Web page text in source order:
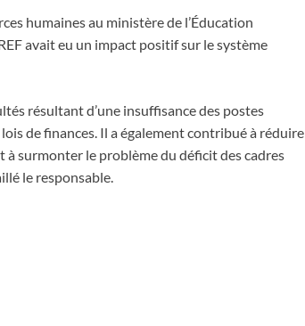
humaines au ministère de l’Éducation
avait eu un impact positif sur le système
résultant d’une insuffisance des postes
de finances. Il a également contribué à réduire
à surmonter le problème du déficit des cadres
le responsable.